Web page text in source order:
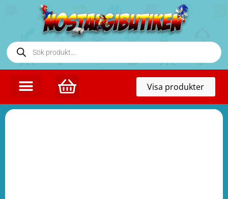
Visa produkter